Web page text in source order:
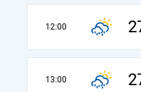
12:00
13:00